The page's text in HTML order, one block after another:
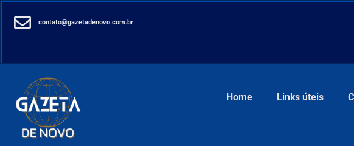
contato@gazetadenovo.com.br
Home Links úteis